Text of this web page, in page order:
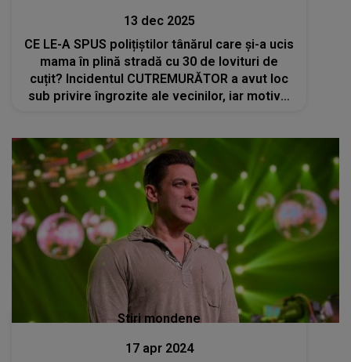
13 dec 2025
CE LE-A SPUS polițiștilor tânărul care și-a ucis
mama în plină stradă cu 30 de lovituri de
cuțit? Incidentul CUTREMURĂTOR a avut loc
sub privire îngrozite ale vecinilor, iar motivul
Stiri mondene
17 apr 2024